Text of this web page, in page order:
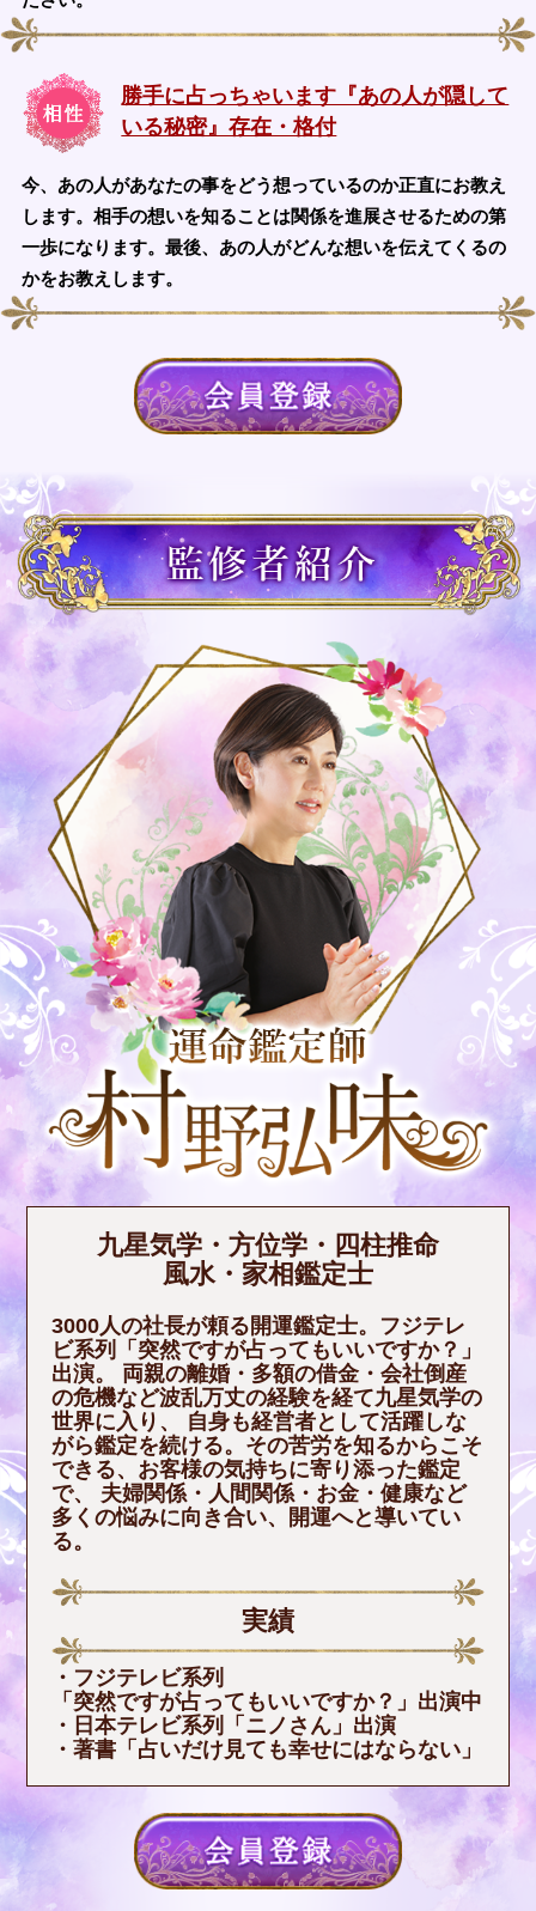
勝手に占っちゃいます『あの人が隠して
いる秘密』存在・格付
今、あの人があなたの事をどう想っているのか正直にお教え
します。相手の想いを知ることは関係を進展させるための第
一歩になります。最後、あの人がどんな想いを伝えてくるの
かをお教えします。
九星気学・方位学・四柱推命
風水・家相鑑定士
3000人の社長が頼る開運鑑定士。フジテレ
ビ系列「突然ですが占ってもいいですか？」
出演。 両親の離婚・多額の借金・会社倒産
の危機など波乱万丈の経験を経て九星気学の
世界に入り、 自身も経営者として活躍しな
がら鑑定を続ける。その苦労を知るからこそ
できる、お客様の気持ちに寄り添った鑑定
で、 夫婦関係・人間関係・お金・健康など
多くの悩みに向き合い、開運へと導いてい
る。
実績
・フジテレビ系列
「突然ですが占ってもいいですか？」出演中
・日本テレビ系列「ニノさん」出演
・著書「占いだけ見ても幸せにはならない」